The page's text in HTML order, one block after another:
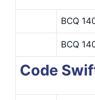
BCQ
BCQ
Code